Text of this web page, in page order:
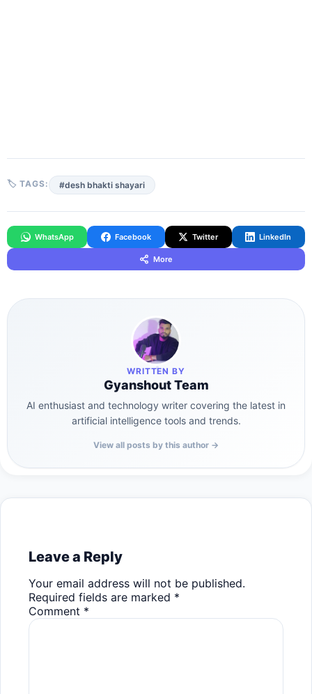
🏷 TAGS: #desh bhakti shayari
WhatsApp Facebook Twitter LinkedIn
More
WRITTEN BY
Gyanshout Team
AI enthusiast and technology writer covering the latest in
artificial intelligence tools and trends.
View all posts by this author →
Leave a Reply
Your email address will not be published.
Required fields are marked *
Comment *